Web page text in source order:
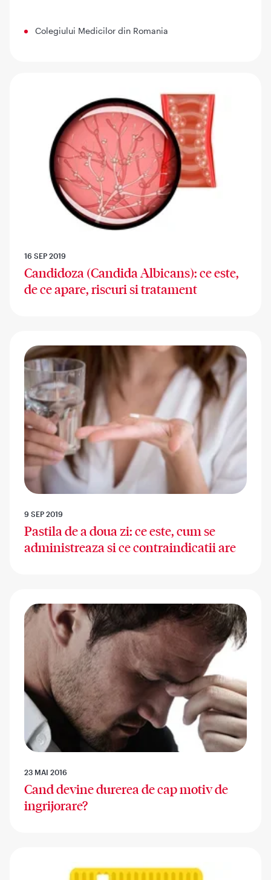
Colegiului Medicilor din Romania
16 SEP 2019
Candidoza (Candida Albicans): ce este,
de ce apare, riscuri si tratament
9 SEP 2019
Pastila de a doua zi: ce este, cum se
administreaza si ce contraindicatii are
23 MAI 2016
Cand devine durerea de cap motiv de
ingrijorare?